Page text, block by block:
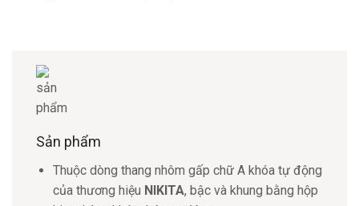
Sản phẩm
Thuộc dòng thang nhôm gấp chữ A khóa tự động
của thương hiệu NIKITA, bậc và khung bằng hộp